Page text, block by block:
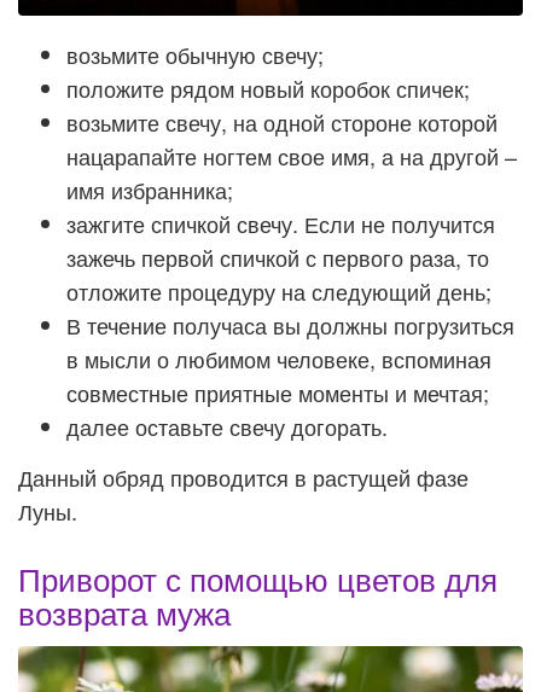
возьмите обычную свечу;
положите рядом новый коробок спичек;
возьмите свечу, на одной стороне которой
нацарапайте ногтем свое имя, а на другой –
имя избранника;
зажгите спичкой свечу. Если не получится
зажечь первой спичкой с первого раза, то
отложите процедуру на следующий день;
В течение получаса вы должны погрузиться
в мысли о любимом человеке, вспоминая
совместные приятные моменты и мечтая;
далее оставьте свечу догорать.
Данный обряд проводится в растущей фазе
Луны.
Приворот с помощью цветов для
возврата мужа